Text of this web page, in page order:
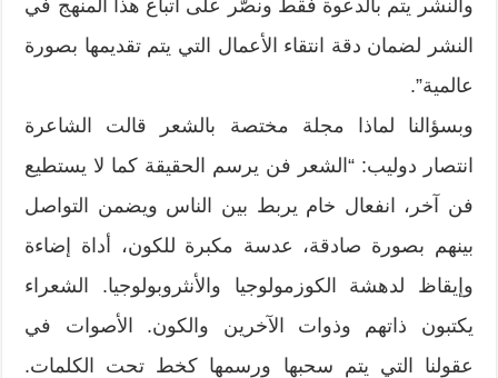
والنشر يتم بالدعوة فقط ونصّر على اتباع هذا المنهج في
النشر لضمان دقة انتقاء الأعمال التي يتم تقديمها بصورة
عالمية”.
وبسؤالنا لماذا مجلة مختصة بالشعر قالت الشاعرة
انتصار دوليب: “الشعر فن يرسم الحقيقة كما لا يستطيع
فن آخر، انفعال خام يربط بين الناس ويضمن التواصل
بينهم بصورة صادقة، عدسة مكبرة للكون، أداة إضاءة
وإيقاظ لدهشة الكوزمولوجيا والأنثروبولوجيا. الشعراء
يكتبون ذاتهم وذوات الآخرين والكون. الأصوات في
عقولنا التي يتم سحبها ورسمها كخط تحت الكلمات.